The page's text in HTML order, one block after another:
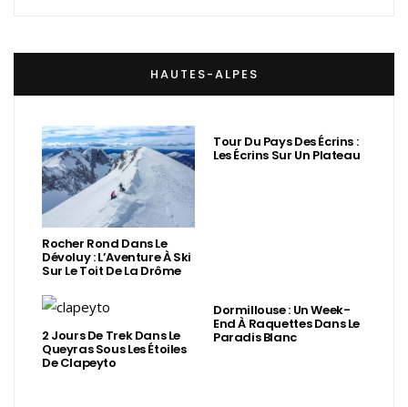
HAUTES-ALPES
Rocher Rond Dans Le
Dévoluy : L’Aventure À Ski
Sur Le Toit De La Drôme
Tour Du Pays Des Écrins :
Les Écrins Sur Un Plateau
2 Jours De Trek Dans Le
Queyras Sous Les Étoiles
De Clapeyto
Dormillouse : Un Week-
End À Raquettes Dans Le
Paradis Blanc